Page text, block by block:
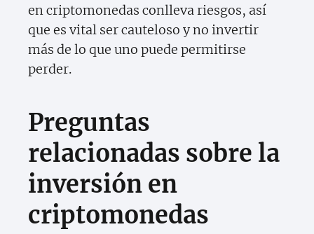
en criptomonedas conlleva riesgos, así
que es vital ser cauteloso y no invertir
más de lo que uno puede permitirse
perder.
Preguntas
relacionadas sobre la
inversión en
criptomonedas